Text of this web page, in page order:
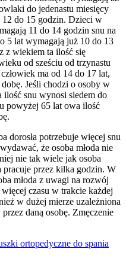
do jedenastu miesięcy
12 do 15 godzin. Dzieci w
11 do 14 godzin snu na
5 lat wymagają już 10 do 13
z wiekiem ta ilość się
od sześciu od trzynastu
ma od 14 do 17 lat,
Jeśli chodzi o osoby w
snu wynosi siedem do
powyżej 65 lat owa ilość
dorosła potrzebuje więcej snu
że osoba młoda nie
nie tak wiele jak osoba
pracuje przez kilka godzin. W
młoda z uwagi na rozwój
czasu w trakcie każdej
w dużej mierze uzależniona
daną osobę. Zmęczenie
ortopedyczne do spania